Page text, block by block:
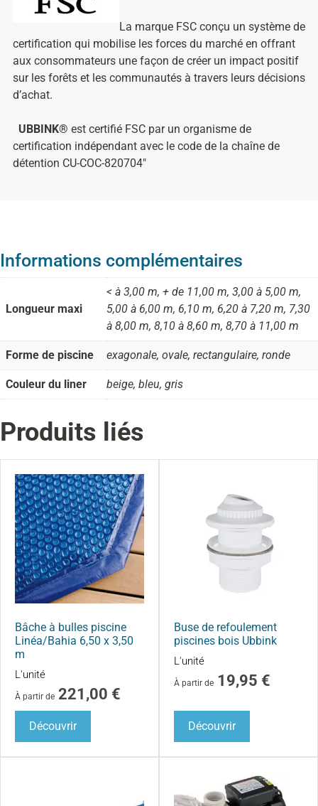
La marque FSC conçu un système de
certification qui mobilise les forces du marché en offrant
aux consommateurs une façon de créer un impact positif
sur les forêts et les communautés à travers leurs décisions
d’achat.
UBBINK® est certifié FSC par un organisme de
certification indépendant avec le code de la chaîne de
détention CU-COC-820704″
Informations complémentaires
Longueur maxi
< à 3,00 m, + de 11,00 m, 3,00 à 5,00 m,
5,00 à 6,00 m, 6,10 m, 6,20 à 7,20 m, 7,30
à 8,00 m, 8,10 à 8,60 m, 8,70 à 11,00 m
Forme de piscine exagonale, ovale, rectangulaire, ronde
Couleur du liner beige, bleu, gris
Produits liés
Bâche à bulles piscine
Linéa/Bahia 6,50 x 3,50
m
L'unité
À partir de 221,00 €
Découvrir
Buse de refoulement
piscines bois Ubbink
L'unité
À partir de 19,95 €
Découvrir